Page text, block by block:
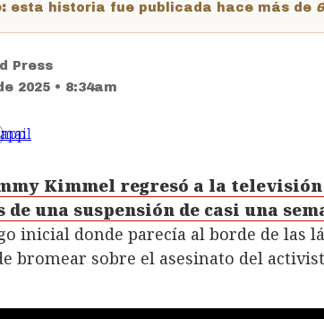
esta historia fue publicada hace más de
Press
2025 • 8:34am
Kimmel regresó a la
de una suspensión de casi una
inicial donde parecía al borde de las
bromear sobre el asesinato del